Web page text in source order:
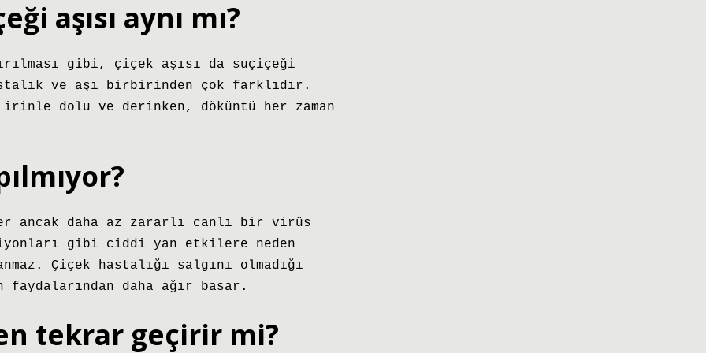
aşısı aynı mı?
gibi, çiçek aşısı da suçiçeği
ve aşı birbirinden çok farklıdır.
dolu ve derinken, döküntü her zaman
ancak daha az zararlı canlı bir virüs
gibi ciddi yan etkilere neden
Çiçek hastalığı salgını olmadığı
daha ağır basar.
tekrar geçirir mi?